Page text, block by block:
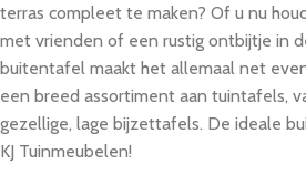
terras compleet te maken? Of u nu
met vrienden of een rustig ontbijtje in
buitentafel maakt het allemaal net
een breed assortiment aan tuintafels,
gezellige, lage bijzettafels. De ideale
KJ Tuinmeubelen!